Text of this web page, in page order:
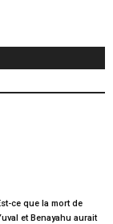
ce que la mort de
et Benayahu aurait